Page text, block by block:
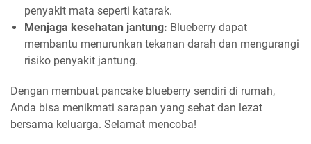
penyakit mata seperti katarak.
Menjaga kesehatan jantung: Blueberry dapat
membantu menurunkan tekanan darah dan mengurangi
risiko penyakit jantung.
Dengan membuat pancake blueberry sendiri di rumah,
Anda bisa menikmati sarapan yang sehat dan lezat
bersama keluarga. Selamat mencoba!